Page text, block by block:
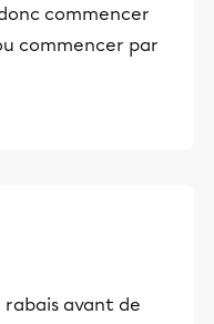
commencer
commencer par
avant de